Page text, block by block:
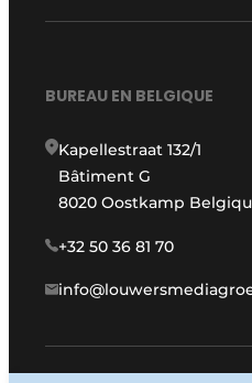
BUREAU EN BELGIQUE
Kapellestraat 132/1
Bâtiment G
8020 Oostkamp
+32 50 36 81 70